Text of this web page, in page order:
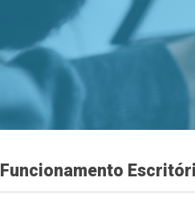
Funcionamento